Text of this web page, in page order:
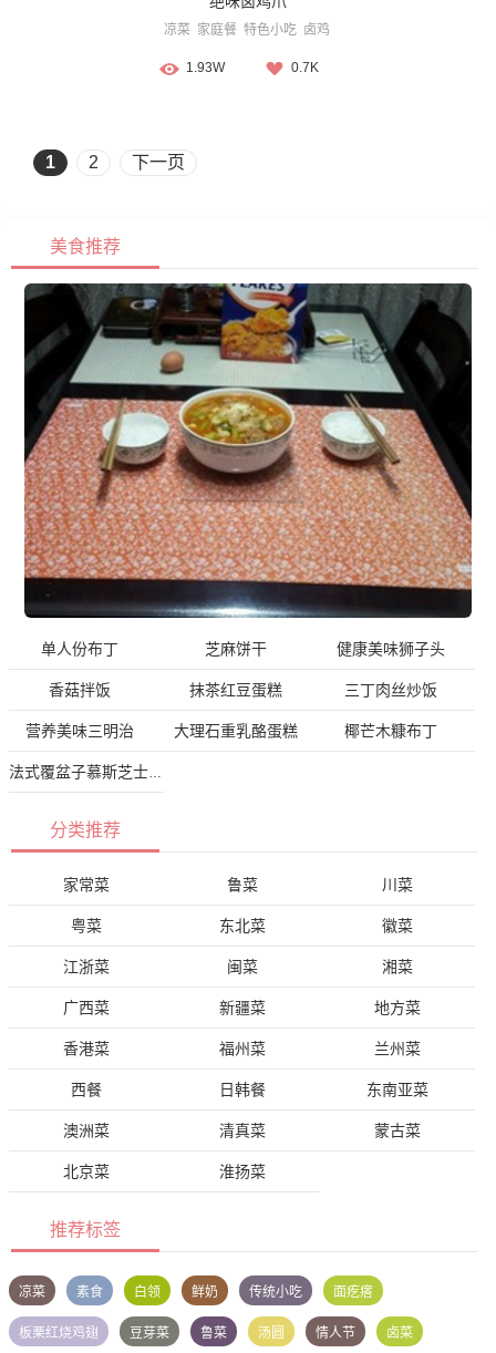
凉菜 家庭餐 特色小吃 卤鸡
1.93W 0.7K
1 2 下一页
美食推荐
单人份布丁 芝麻饼干 健康美味狮子头
香菇拌饭 抹茶红豆蛋糕 三丁肉丝炒饭
营养美味三明治 大理石重乳酪蛋糕 椰芒木糠布丁
法式覆盆子慕斯芝士蛋糕
分类推荐
家常菜 鲁菜 川菜
粤菜 东北菜 徽菜
江浙菜 闽菜 湘菜
广西菜 新疆菜 地方菜
香港菜 福州菜 兰州菜
西餐 日韩餐 东南亚菜
澳洲菜 清真菜 蒙古菜
北京菜 淮扬菜
推荐标签
凉菜 素食 白领 鲜奶 传统小吃 面疙瘩
板栗红烧鸡翅 豆芽菜 鲁菜 汤圆 情人节 卤菜